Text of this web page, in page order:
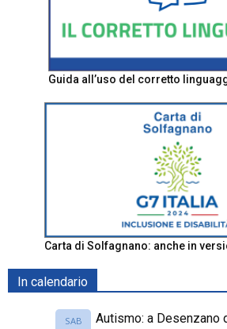
Guida all’uso del corretto
Carta di Solfagnano: anche in
In calendario
SAB
Autismo: a Desenzano